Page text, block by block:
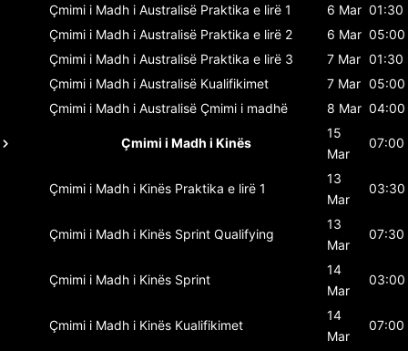
Çmimi i Madh i Australisë Praktika e lirë 1 6 Mar 01:30
Çmimi i Madh i Australisë Praktika e lirë 2 6 Mar 05:00
Çmimi i Madh i Australisë Praktika e lirë 3 7 Mar 01:30
Çmimi i Madh i Australisë Kualifikimet 7 Mar 05:00
Çmimi i Madh i Australisë Çmimi i madhë 8 Mar 04:00
Çmimi i Madh i Kinës
15
Mar
07:00
Çmimi i Madh i Kinës Praktika e lirë 1
13
Mar
03:30
Çmimi i Madh i Kinës Sprint Qualifying
13
Mar
07:30
Çmimi i Madh i Kinës Sprint
14
Mar
03:00
Çmimi i Madh i Kinës Kualifikimet
14
Mar
07:00